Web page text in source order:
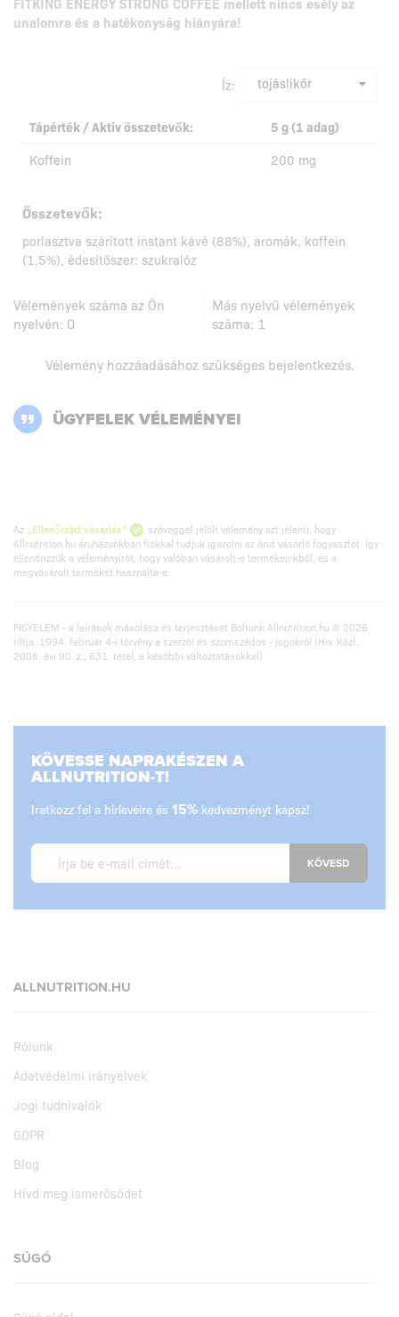
unalomra és a hatékonyság hiányára!
Íz:
Tápérték / Aktív összetevők:
5 g (1 adag)
Koffein
200 mg
Összetevők:
porlasztva szárított instant kávé (88%), aromák, koffein
(1,5%), édesítőszer: szukralóz
Vélemények száma az Ön
nyelvén: 0
Más nyelvű vélemények
száma: 1
Vélemény hozzáadásához szükséges bejelentkezés.
ÜGYFELEK VÉLEMÉNYEI
Az „Ellenőrzött vásárlás”
szöveggel jelölt vélemény azt jelenti, hogy
Allnutrition.hu áruházunkban fiókkal tudjuk igazolni az árut vásárló fogyasztót. Így
ellenőrizzük a véleményírót, hogy valóban vásárolt-e termékeinkből, és a
megvásárolt terméket használta-e.
FIGYELEM - a leírások másolása és terjesztését Boltunk Allnutrition.hu © 2026
tiltja. 1994. február 4-i törvény a szerzői és szomszédos - jogokról (Hiv. Közl..
2006. évi 90. z., 631. tétel, a későbbi változtatásokkal)
KÖVESSE NAPRAKÉSZEN A
ALLNUTRITION-T!
Iratkozz fel a hírlevélre és 15% kedvezményt kapsz!
KÖVESD
ALLNUTRITION.HU
Rólunk
Adatvédelmi irányelvek
Jogi tudnivalók
GDPR
Blog
Hívd meg ismerősödet
SÚGÓ